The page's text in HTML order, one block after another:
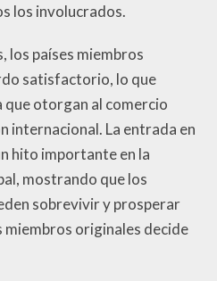
los involucrados.
los países miembros
satisfactorio, lo que
otorgan al comercio
internacional. La entrada en
hito importante en la
mostrando que los
sobrevivir y prosperar
miembros originales decide